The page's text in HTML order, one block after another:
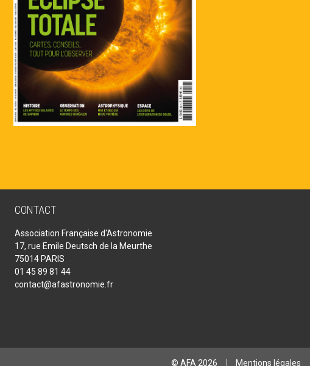
CONTACT
Association Française d'Astronomie
17, rue Emile Deutsch de la Meurthe
75014 PARIS
01 45 89 81 44
contact@afastronomie.fr
© AFA 2026 Mentions légales